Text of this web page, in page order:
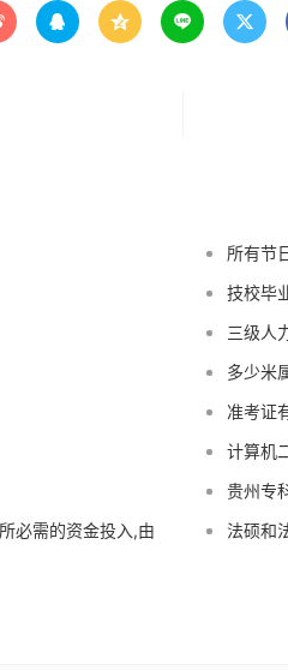
   
所有节
技校毕
三级人
多少米
准考证
计算机
贵州专
必需的资金投入,由
法硕和